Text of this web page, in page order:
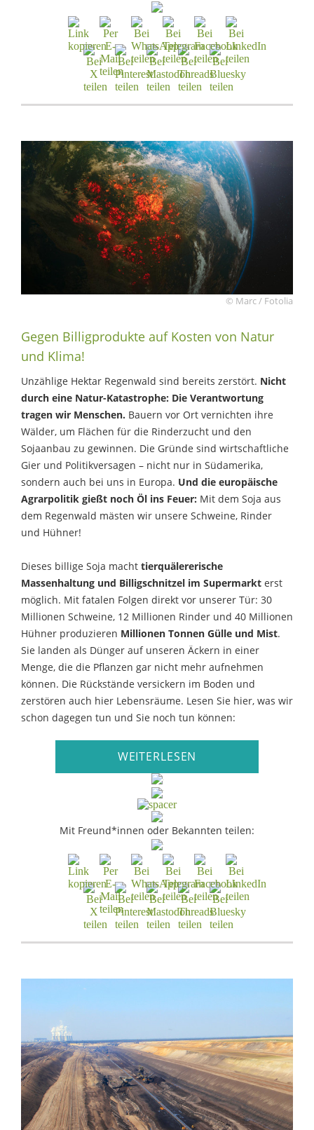
© Marc / Fotolia
Gegen Billigprodukte auf Kosten von Natur
und Klima!
Unzählige Hektar Regenwald sind bereits zerstört. Nicht
durch eine Natur-Katastrophe: Die Verantwortung
tragen wir Menschen. Bauern vor Ort vernichten ihre
Wälder, um Flächen für die Rinderzucht und den
Sojaanbau zu gewinnen. Die Gründe sind wirtschaftliche
Gier und Politikversagen – nicht nur in Südamerika,
sondern auch bei uns in Europa. Und die europäische
Agrarpolitik gießt noch Öl ins Feuer: Mit dem Soja aus
dem Regenwald mästen wir unsere Schweine, Rinder
und Hühner!
Dieses billige Soja macht tierquälererische
Massenhaltung und Billigschnitzel im Supermarkt erst
möglich. Mit fatalen Folgen direkt vor unserer Tür: 30
Millionen Schweine, 12 Millionen Rinder und 40 Millionen
Hühner produzieren Millionen Tonnen Gülle und Mist.
Sie landen als Dünger auf unseren Äckern in einer
Menge, die die Pflanzen gar nicht mehr aufnehmen
können. Die Rückstände versickern im Boden und
zerstören auch hier Lebensräume. Lesen Sie hier, was wir
schon dagegen tun und Sie noch tun können:
WEITERLESEN
Mit Freund*innen oder Bekannten teilen: